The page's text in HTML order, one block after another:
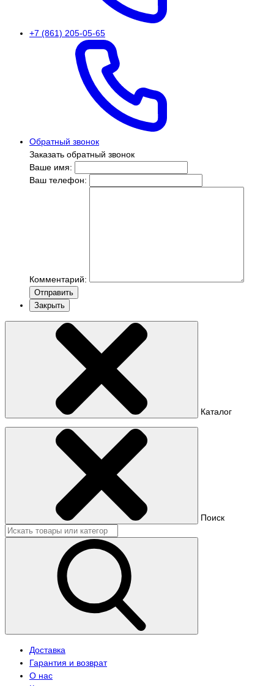
+7 (861) 205-05-65
Обратный звонок
Заказать обратный звонок
Ваше имя:
Ваш телефон:
Комментарий:
Отправить
Закрыть
Каталог
Поиск
Доставка
Гарантия и возврат
О нас